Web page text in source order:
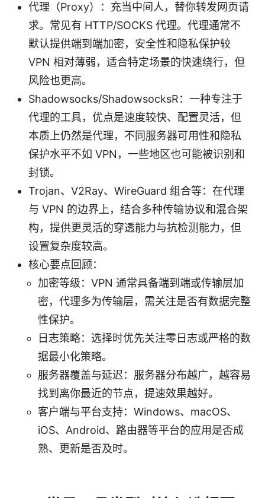
代理（Proxy）：充当中间人，替你转发网页请
求。常见有 HTTP/SOCKS 代理。代理通常不
默认提供端到端加密，安全性和隐私保护较
VPN 相对薄弱，适合特定场景的快速绕行，但
风险也更高。
Shadowsocks/ShadowsocksR：一种专注于
代理的工具，优点是速度较快、配置灵活，但
本质上仍然是代理，不同服务器可用性和隐私
保护水平不如 VPN，一些地区也可能被识别和
封锁。
Trojan、V2Ray、WireGuard 组合等：在代理
与 VPN 的边界上，结合多种传输协议和混合架
构，提供更灵活的穿透能力与抗检测能力，但
设置复杂度较高。
核心要点回顾：
加密等级：VPN 通常具备端到端或传输层加
密，代理多为传输层，需关注是否有数据完整
性保护。
日志策略：选择时优先关注零日志或严格的数
据最小化策略。
服务器覆盖与延迟：服务器分布越广，越容易
找到离你最近的节点，提速效果越好。
客户端与平台支持：Windows、macOS、
iOS、Android、路由器等平台的应用是否成
熟、更新是否及时。